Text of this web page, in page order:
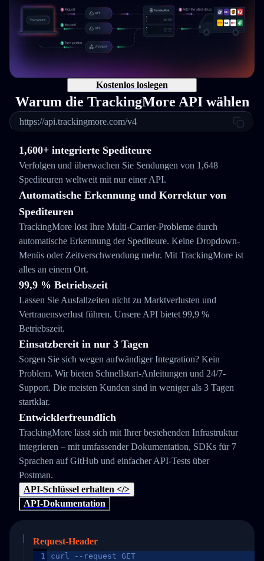
Kostenlos loslegen
Warum die TrackingMore API wählen
https://api.trackingmore.com/v4
1,600+ integrierte Spediteure
Verfolgen und überwachen Sie Sendungen von 1,648
Spediteuren weltweit mit nur einer API.
Automatische Erkennung und Korrektur von
Spediteuren
TrackingMore löst Ihre Multi-Carrier-Probleme durch
automatische Erkennung der Spediteure. Keine Dropdown-
Menüs oder Zeitverschwendung mehr. Mit TrackingMore ist
alles an einem Ort.
99,9 % Betriebszeit
Lassen Sie Ausfallzeiten nicht zu Marktverlusten und
Vertrauensverlust führen. Unsere API bietet 99,9 %
Betriebszeit.
Einsatzbereit in nur 3 Tagen
Sorgen Sie sich wegen aufwändiger Integration? Kein
Problem. Wir bieten Schnellstart-Anleitungen und 24/7-
Support. Die meisten Kunden sind in weniger als 3 Tagen
startklar.
Entwicklerfreundlich
TrackingMore lässt sich mit Ihrer bestehenden Infrastruktur
integrieren – mit umfassender Dokumentation, SDKs für 7
Sprachen auf GitHub und einfacher API-Tests über
Postman.
API-Schlüssel erhalten </>
API-Dokumentation
Request-Header
1
curl --request GET